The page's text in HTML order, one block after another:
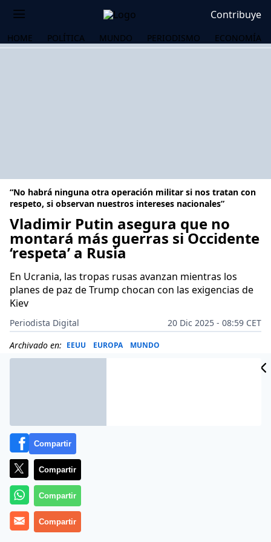
Contribuye
HOME POLÍTICA MUNDO PERIODISMO ECONOMÍA
“No habrá ninguna otra operación militar si nos tratan con
respeto, si observan nuestros intereses nacionales”
Vladimir Putin asegura que no
montará más guerras si Occidente
‘respeta’ a Rusia
En Ucrania, las tropas rusas avanzan mientras los
planes de paz de Trump chocan con las exigencias de
Kiev
Periodista Digital
20 Dic 2025 - 08:59 CET
Archivado en: EEUU EUROPA MUNDO
Compartir
Compartir
Compartir
Compartir